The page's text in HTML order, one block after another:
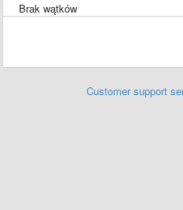
Brak wątków
Customer support